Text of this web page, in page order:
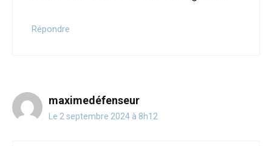
Répondre
maximedéfenseur
Le 2 septembre 2024 à 8h12